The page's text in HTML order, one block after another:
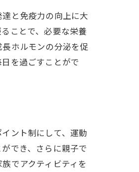
と免疫力の向上に大
ことで、必要な栄養
ホルモンの分泌を促
を過ごすことがで
ント制にして、運動
でき、さらに親子で
でアクティビティを